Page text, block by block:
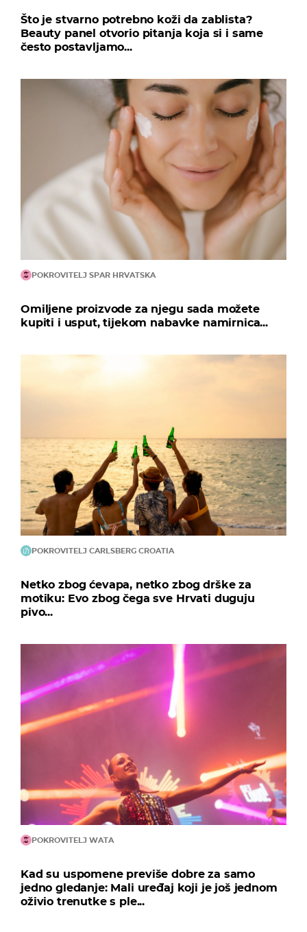
Što je stvarno potrebno koži da zablista?
Beauty panel otvorio pitanja koja si i same
često postavljamo...
POKROVITELJ SPAR HRVATSKA
Omiljene proizvode za njegu sada možete
kupiti i usput, tijekom nabavke namirnica...
POKROVITELJ CARLSBERG CROATIA
Netko zbog ćevapa, netko zbog drške za
motiku: Evo zbog čega sve Hrvati duguju
pivo...
POKROVITELJ WATA
Kad su uspomene previše dobre za samo
jedno gledanje: Mali uređaj koji je još jednom
oživio trenutke s ple...